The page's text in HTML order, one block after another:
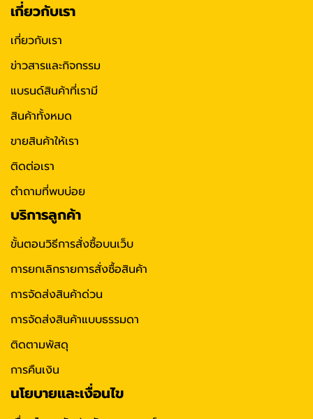
เกี่ยวกับเรา
เกี่ยวกับเรา
ข่าวสารและกิจกรรม
แบรนด์สินค้าที่เรามี
สินค้าทั้งหมด
ขายสินค้าให้เรา
ติดต่อเรา
ตำถามที่พบบ่อย
บริการลูกค้า
ขั้นตอนวิธีการสั่งซื้อบนเว็บ
การยกเลิกรายการสั่งซื้อสินค้า
การจัดส่งสินค้าด่วน
การจัดส่งสินค้าแบบธรรมดา
ติดตามพัสดุ
การคืนเงิน
นโยบายและเงื่อนไข